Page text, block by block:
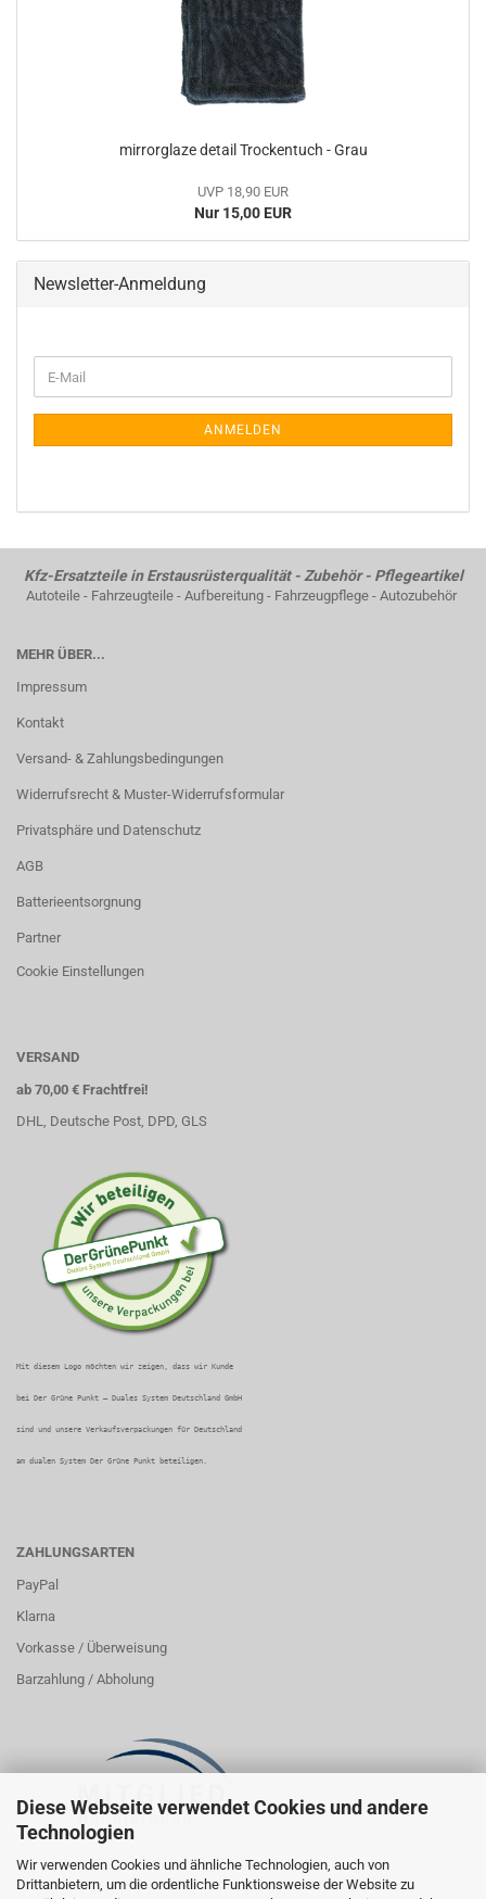
Diese Webseite verwendet Cookies und andere
Technologien
Wir verwenden Cookies und ähnliche Technologien, auch von
Drittanbietern, um die ordentliche Funktionsweise der Website zu
mirrorglaze detail Trockentuch - Grau
UVP 18,90 EUR
Nur 15,00 EUR
Newsletter-Anmeldung
ZUR
E-
Mail
ANMELDEN
Kfz-Ersatzteile in Erstausrüsterqualität - Zubehör - Pflegeartikel
Autoteile - Fahrzeugteile - Aufbereitung - Fahrzeugpflege - Autozubehör
MEHR ÜBER...
Impressum
Kontakt
Versand- & Zahlungsbedingungen
Widerrufsrecht & Muster-Widerrufsformular
Privatsphäre und Datenschutz
AGB
Batterieentsorgnung
Partner
Cookie Einstellungen
VERSAND
ab 70,00 € Frachtfrei!
DHL, Deutsche Post, DPD, GLS
Mit diesem Logo möchten wir zeigen, dass wir Kunde
bei Der Grüne Punkt – Duales System Deutschland GmbH
sind und unsere Verkaufsverpackungen für Deutschland
am dualen System Der Grüne Punkt beteiligen.
ZAHLUNGSARTEN
PayPal
Klarna
Vorkasse / Überweisung
Barzahlung / Abholung